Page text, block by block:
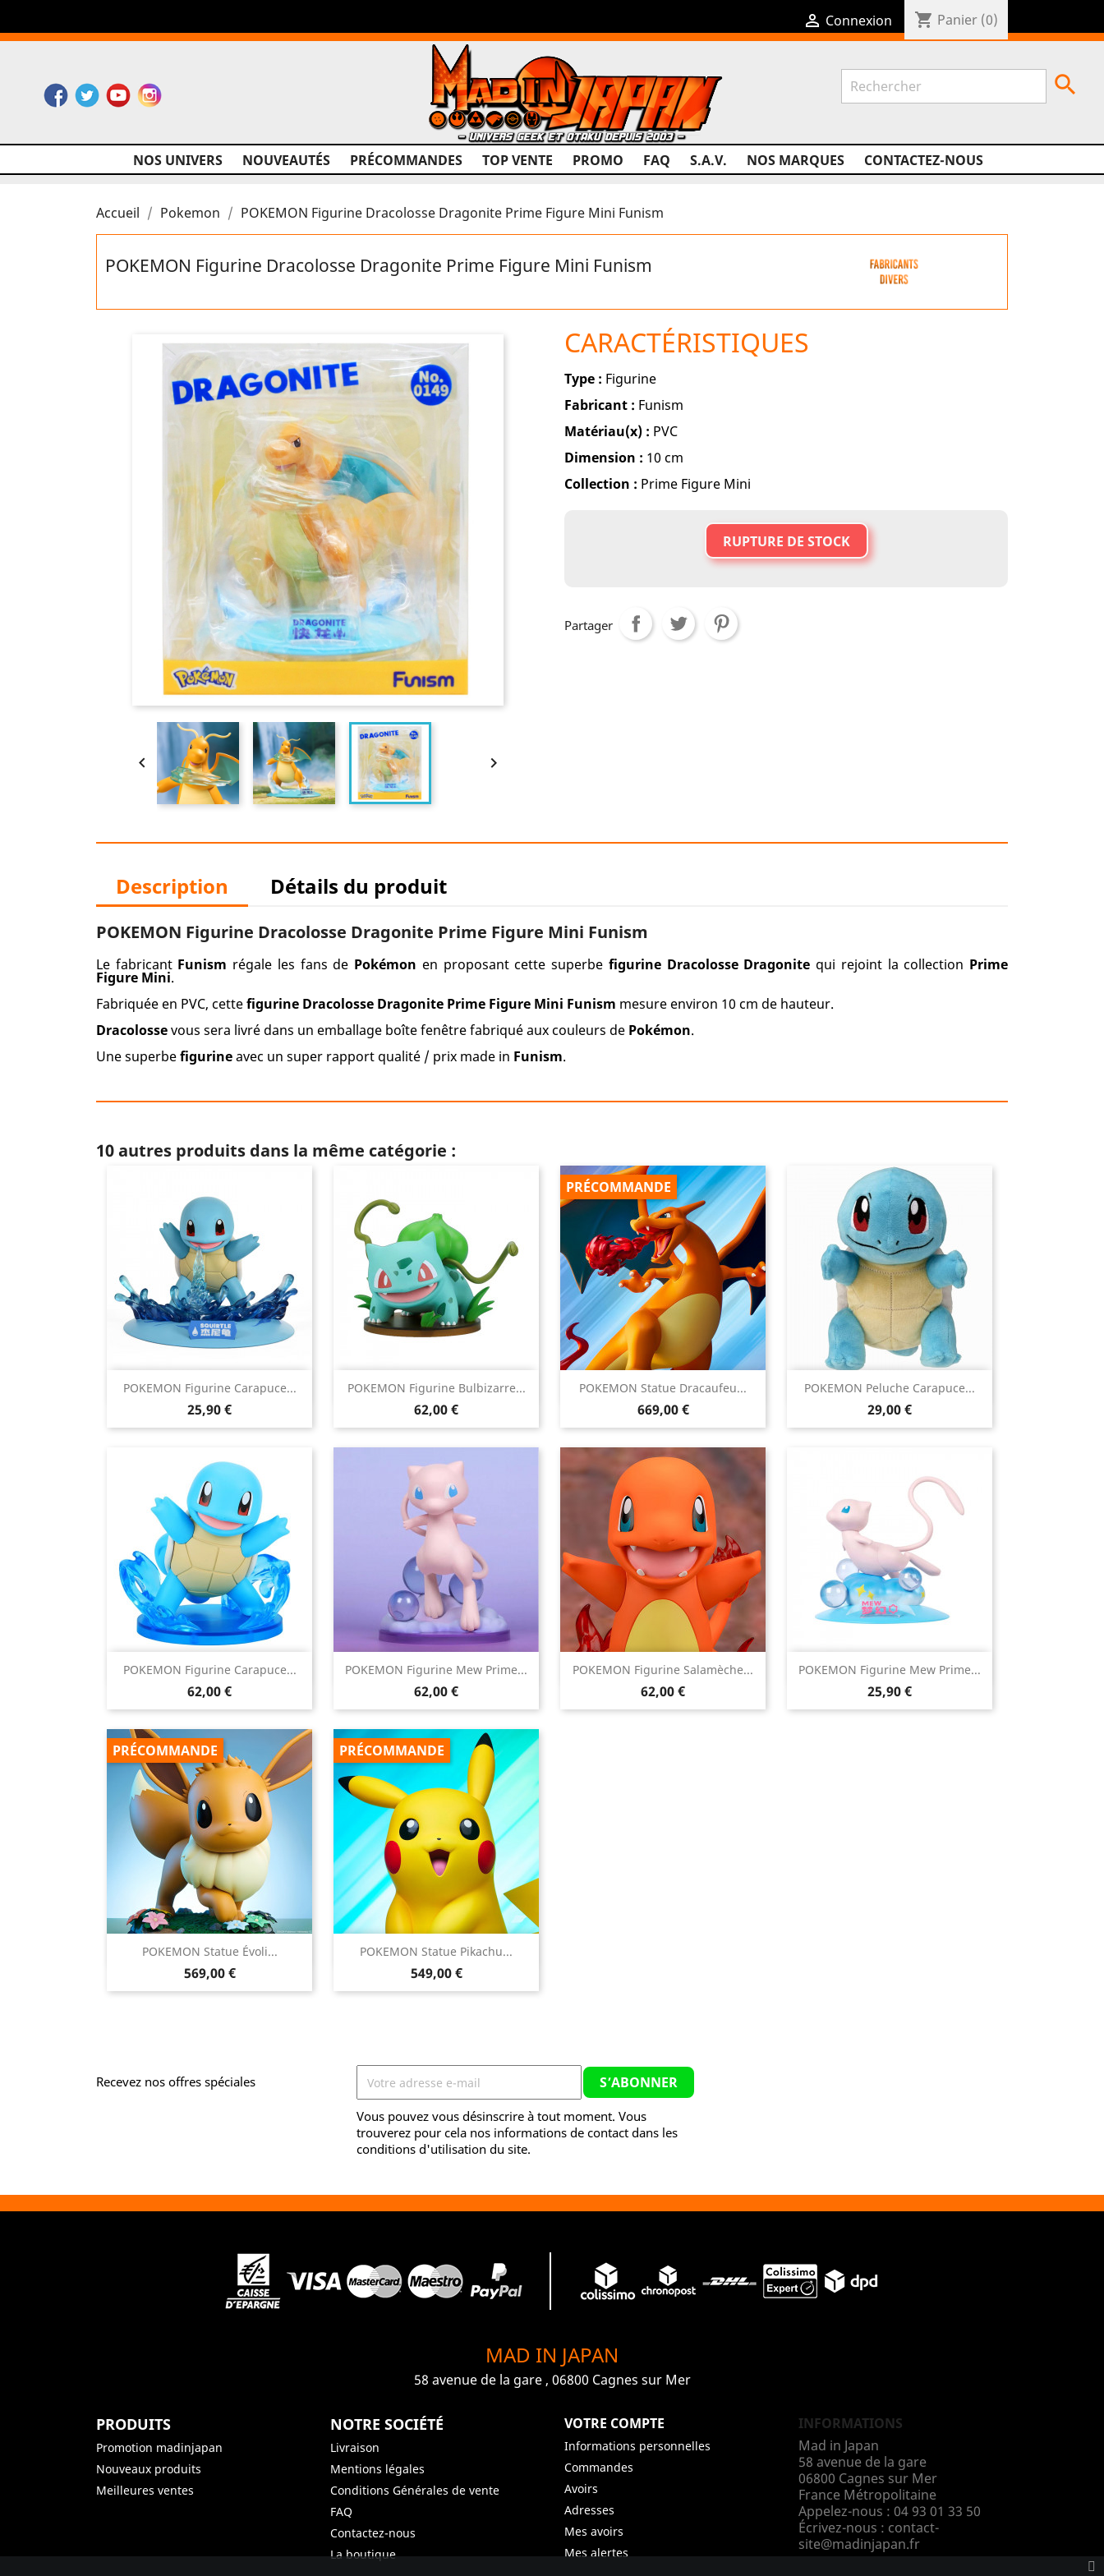
 Connexion shopping_cart Panier (0)
Facebook
TwitterYouTubeInstagram
NOS UNIVERS NOUVEAUTÉS PRÉCOMMANDES TOP VENTE PROMO FAQ S.A.V. NOS MARQUES CONTACTEZ-NOUS

Accueil Pokemon POKEMON Figurine Dracolosse Dragonite Prime Figure Mini Funism
POKEMON Figurine Dracolosse Dragonite Prime Figure Mini Funism
 
CARACTÉRISTIQUES
Type : Figurine
Fabricant : Funism
Matériau(x) : PVC
Dimension : 10 cm
Collection : Prime Figure Mini
RUPTURE DE STOCK
Partager
Description Détails du produit
POKEMON Figurine Dracolosse Dragonite Prime Figure Mini Funism
Le fabricant Funism régale les fans de Pokémon en proposant cette superbe figurine Dracolosse Dragonite qui rejoint la collection Prime
Figure Mini.
Fabriquée en PVC, cettefigurine Dracolosse Dragonite Prime Figure Mini Funism mesure environ 10 cm de hauteur.
Dracolossevous sera livré dans un emballage boîte fenêtre fabriqué aux couleurs de Pokémon.
Une superbefigurineavec un super rapport qualité / prix made in Funism.
10 autres produits dans la même catégorie :
POKEMON Figurine Carapuce...
Prix
25,90 €
Aperçu rapide POKEMON Figurine Bulbizarre...
Prix
62,00 €
Aperçu rapide POKEMON Statue Dracaufeu...
Prix
669,00 €
PRÉCOMMANDE
Aperçu rapide POKEMON Peluche Carapuce...
Prix
29,00 €
Aperçu rapide
POKEMON Figurine Carapuce...
Prix
62,00 €
Aperçu rapide POKEMON Figurine Mew Prime...
Prix
62,00 €
 Aperçu rapide POKEMON Figurine Salamèche...
Prix
62,00 €
 Aperçu rapide POKEMON Figurine Mew Prime...
Prix
25,90 €
 Aperçu rapide
POKEMON Statue Évoli...
Prix
569,00 €
PRÉCOMMANDE
Aperçu rapide POKEMON Statue Pikachu...
Prix
549,00 €
PRÉCOMMANDE
Aperçu rapide
Recevez nos offres spéciales
Vous pouvez vous désinscrire à tout moment. Vous
trouverez pour cela nos informations de contact dans les
conditions d'utilisation du site.
MAD IN JAPAN
58 avenue de la gare , 06800 Cagnes sur Mer
PRODUITS
Promotion madinjapan
Nouveaux produits
Meilleures ventes
NOTRE SOCIÉTÉ
Livraison
Mentions légales
Conditions Générales de vente
FAQ
Contactez-nous
La boutique
VOTRE COMPTE
Informations personnelles
Commandes
Avoirs
Adresses
Mes avoirs
Mes alertes
INFORMATIONS
Mad in Japan
58 avenue de la gare
06800 Cagnes sur Mer
France Métropolitaine
Appelez-nous : 04 93 01 33 50
Écrivez-nous : contact-
site@madinjapan.fr